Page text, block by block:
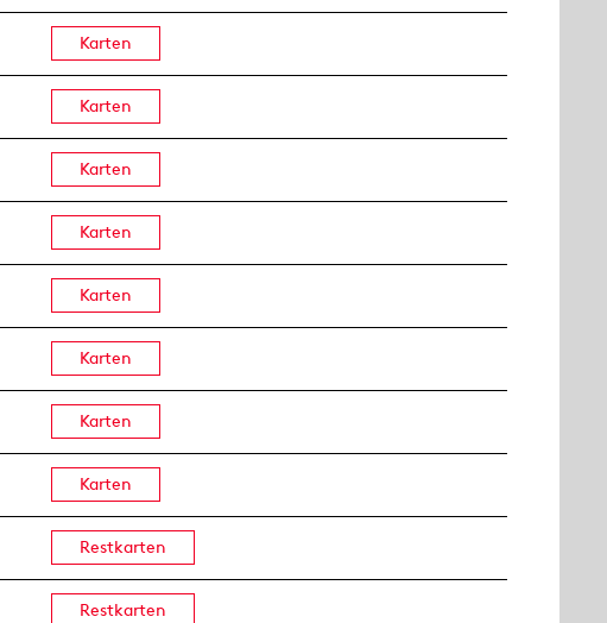
Karten
Karten
Karten
Karten
Karten
Karten
Karten
Karten
Restkarten
Restkarten